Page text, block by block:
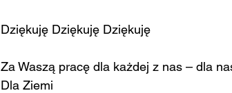
Dziękuję Dziękuję Dziękuję
Za Waszą pracę dla każdej z nas – dla
Dla Ziemi